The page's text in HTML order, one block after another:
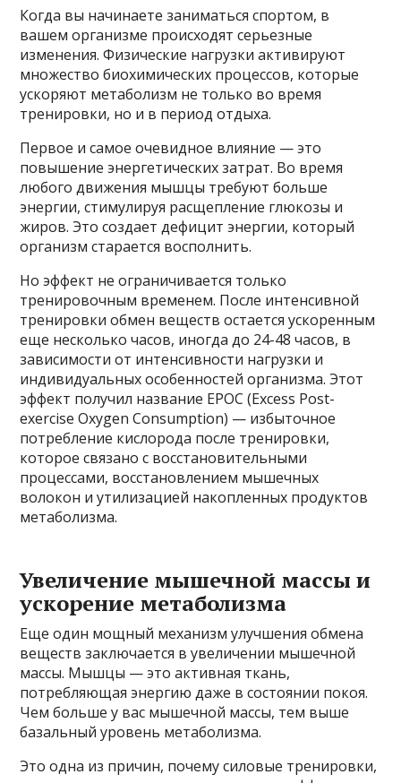
Когда вы начинаете заниматься спортом, в
вашем организме происходят серьезные
изменения. Физические нагрузки активируют
множество биохимических процессов, которые
ускоряют метаболизм не только во время
тренировки, но и в период отдыха.
Первое и самое очевидное влияние — это
повышение энергетических затрат. Во время
любого движения мышцы требуют больше
энергии, стимулируя расщепление глюкозы и
жиров. Это создает дефицит энергии, который
организм старается восполнить.
Но эффект не ограничивается только
тренировочным временем. После интенсивной
тренировки обмен веществ остается ускоренным
еще несколько часов, иногда до 24-48 часов, в
зависимости от интенсивности нагрузки и
индивидуальных особенностей организма. Этот
эффект получил название EPOC (Excess Post-
exercise Oxygen Consumption) — избыточное
потребление кислорода после тренировки,
которое связано с восстановительными
процессами, восстановлением мышечных
волокон и утилизацией накопленных продуктов
метаболизма.
Увеличение мышечной массы и
ускорение метаболизма
Еще один мощный механизм улучшения обмена
веществ заключается в увеличении мышечной
массы. Мышцы — это активная ткань,
потребляющая энергию даже в состоянии покоя.
Чем больше у вас мышечной массы, тем выше
базальный уровень метаболизма.
Это одна из причин, почему силовые тренировки,